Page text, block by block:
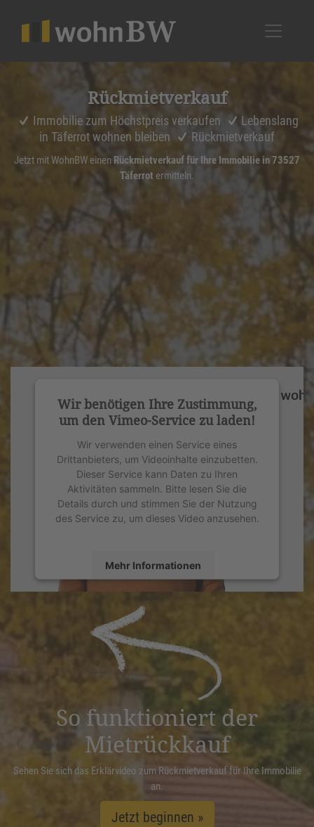
Rückmiet­ver­kauf
Immobilie zum Höchstpreis verkaufen
Lebenslang
in Täferrot wohnen bleiben
Rückmietverkauf
Jetzt mit WohnBW einen Rückmietverkauf für Ihre Immobilie in 73527
Täferrot ermitteln.
Wir benötigen Ihre Zustimmung,
um den Vimeo-Service zu laden!
Wir verwenden einen Service eines
Drittanbieters, um Videoinhalte einzubetten.
Dieser Service kann Daten zu Ihren
Aktivitäten sammeln. Bitte lesen Sie die
Details durch und stimmen Sie der Nutzung
des Service zu, um dieses Video anzusehen.
Mehr Informationen
powered by
Management Platform
So funktioniert der
Mietrückkauf
Sehen Sie sich das Erklärvideo zum Rückmietverkauf für Ihre Immobilie
an.
Jetzt beginnen »